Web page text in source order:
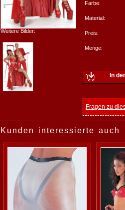
Weitere Bilder:
Farbe:
Material:
Preis:
Menge:
In
Fragen zu
Kunden interessierte auch